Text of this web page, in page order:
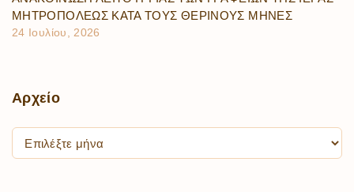
ΜΗΤΡΟΠΟΛΕΩΣ ΚΑΤΑ ΤΟΥΣ ΘΕΡΙΝΟΥΣ ΜΗΝΕΣ
24 Ιουλίου, 2026
Αρχείο